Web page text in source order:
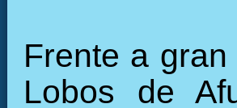
Frente a
Lobos de